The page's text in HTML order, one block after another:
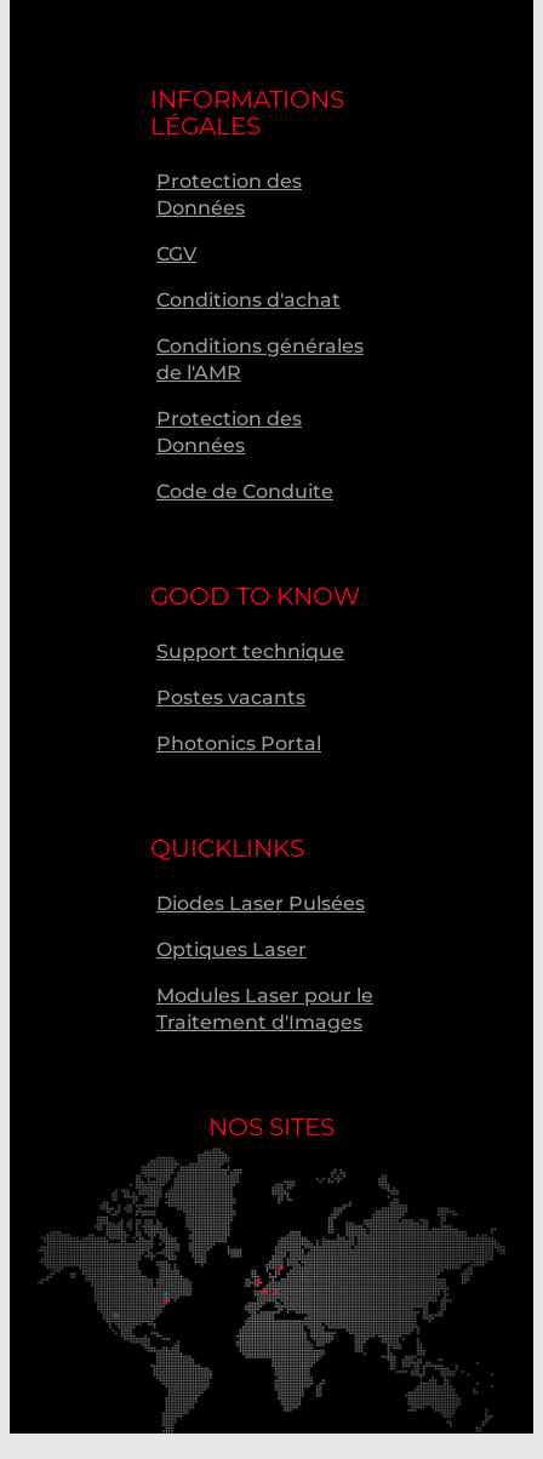
INFORMATIONS
LÉGALES
Protection des
Données
CGV
Conditions d'achat
Conditions générales
de l'AMR
Protection des
Données
Code de Conduite
GOOD TO KNOW
Support technique
Postes vacants
Photonics Portal
QUICKLINKS
Diodes Laser Pulsées
Optiques Laser
Modules Laser pour le
Traitement d'Images
NOS SITES